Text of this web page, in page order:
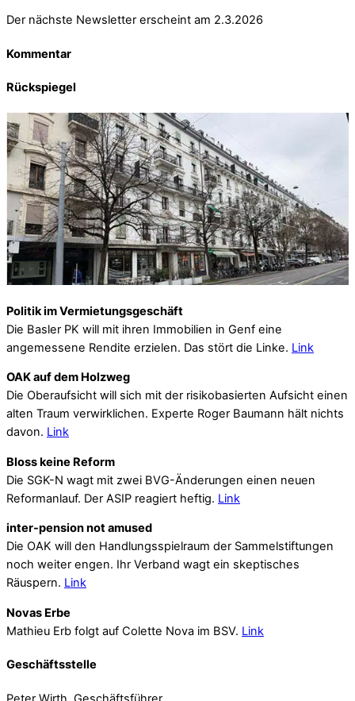
Der nächste Newsletter erscheint am 2.3.2026
Kommentar
Rückspiegel
Politik im Vermietungsgeschäft
Die Basler PK will mit ihren Immobilien in Genf eine
angemessene Rendite erzielen. Das stört die Linke. Link
OAK auf dem Holzweg
Die Oberaufsicht will sich mit der risikobasierten Aufsicht einen
alten Traum verwirklichen. Experte Roger Baumann hält nichts
davon. Link
Bloss keine Reform
Die SGK-N wagt mit zwei BVG-Änderungen einen neuen
Reformanlauf. Der ASIP reagiert heftig. Link
inter-pension not amused
Die OAK will den Handlungsspielraum der Sammelstiftungen
noch weiter engen. Ihr Verband wagt ein skeptisches
Räuspern. Link
Novas Erbe
Mathieu Erb folgt auf Colette Nova im BSV. Link
Geschäftsstelle